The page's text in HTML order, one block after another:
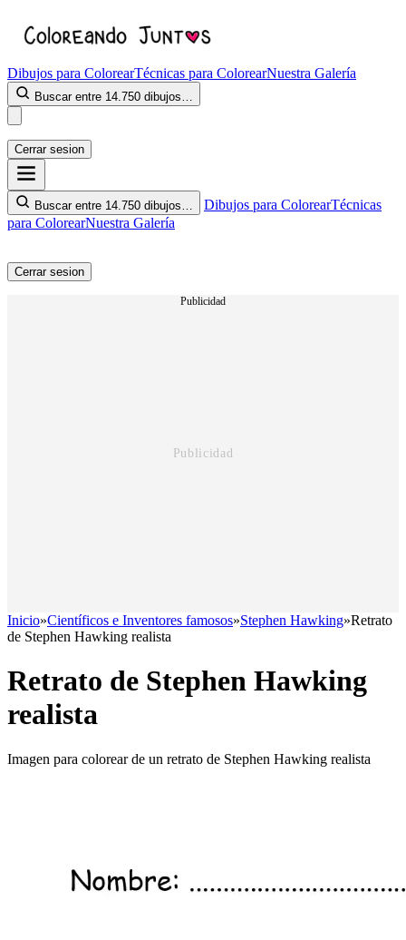
Dibujos para ColorearTécnicas para ColorearNuestra Galería
Buscar entre 14.750 dibujos…
Cerrar sesion
Buscar entre 14.750 dibujos… Dibujos para ColorearTécnicas
para ColorearNuestra Galería
Cerrar sesion
Publicidad
Inicio»Científicos e Inventores famosos»Stephen Hawking»Retrato
de Stephen Hawking realista
Retrato de Stephen Hawking
realista
Imagen para colorear de un retrato de Stephen Hawking realista